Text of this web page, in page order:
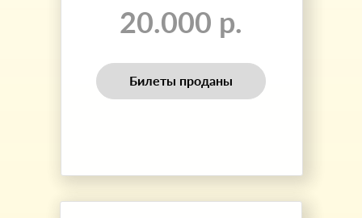
Билеты проданы
20.000 р.